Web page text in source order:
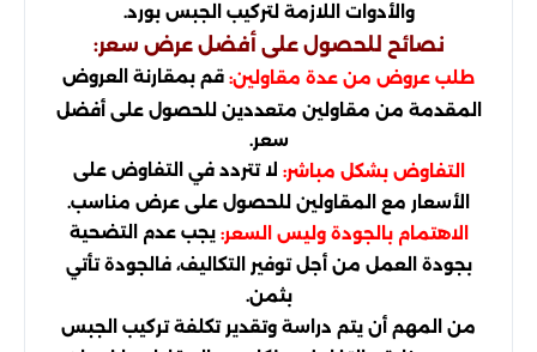
والأدوات اللازمة لتركيب الجبس بورد.
نصائح للحصول على أفضل عرض سعر:
طلب عروض من عدة مقاولين: قم بمقارنة العروض
المقدمة من مقاولين متعددين للحصول على أفضل
سعر.
التفاوض بشكل مباشر: لا تتردد في التفاوض على
الأسعار مع المقاولين للحصول على عرض مناسب.
الاهتمام بالجودة وليس السعر: يجب عدم التضحية
بجودة العمل من أجل توفير التكاليف، فالجودة تأتي
بثمن.
من المهم أن يتم دراسة وتقدير تكلفة تركيب الجبس